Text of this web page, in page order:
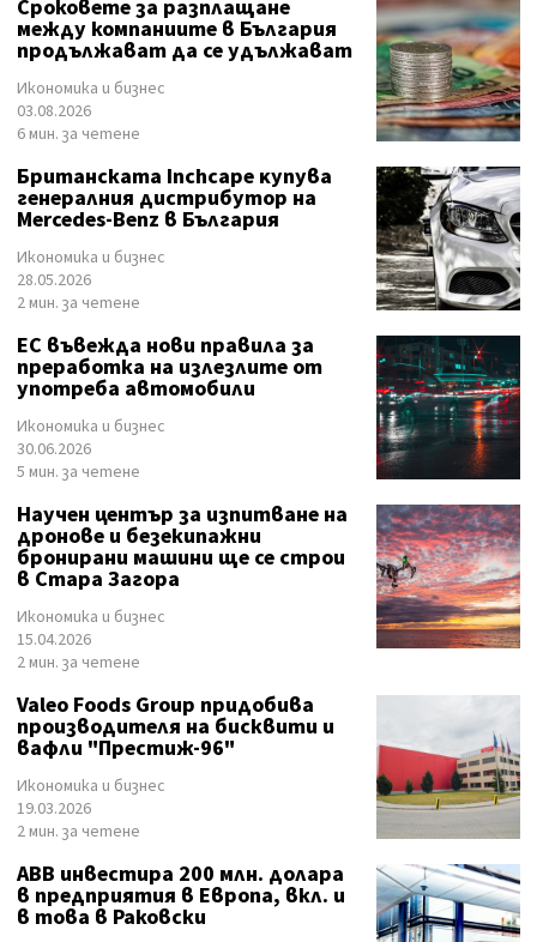
Сроковете за разплащане
между компаниите в България
продължават да се удължават
Икономика и бизнес
03.08.2026
6 мин. за четене
Британската Іnсhсаре ĸyпyвa
гeнepaлния диcтpибyтop нa
Меrсеdеѕ-Веnz в България
Икономика и бизнес
28.05.2026
2 мин. за четене
ЕС въвежда нови правила за
преработка на излезлите от
употреба автомобили
Икономика и бизнес
30.06.2026
5 мин. за четене
Научен център за изпитване на
дронове и безекипажни
бронирани машини ще се строи
в Стара Загора
Икономика и бизнес
15.04.2026
2 мин. за четене
Valeo Foods Group придобива
производителя на бисквити и
вафли "Престиж-96"
Икономика и бизнес
19.03.2026
2 мин. за четене
ABB инвестира 200 млн. долара
в предприятия в Европа, вкл. и
в това в Раковски